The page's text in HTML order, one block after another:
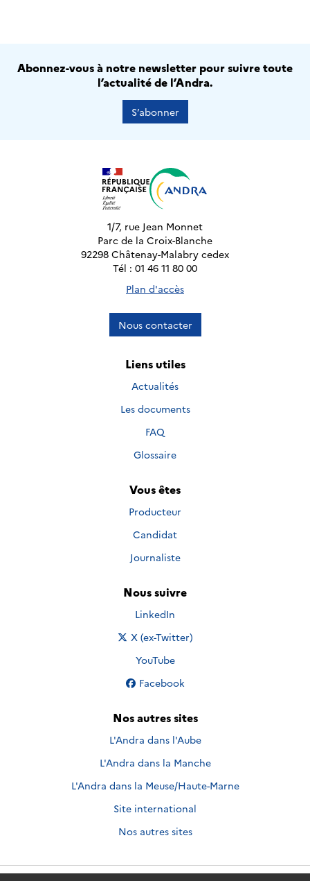
Abonnez-vous à notre newsletter pour suivre toute
l’actualité de l’Andra.
S’abonner
1/7, rue Jean Monnet
Parc de la Croix-Blanche
92298 Châtenay-Malabry cedex
Tél : 01 46 11 80 00
Plan d'accès
Nous contacter
Liens utiles
Actualités
Les documents
FAQ
Glossaire
Vous êtes
Producteur
Candidat
Journaliste
Nous suivre
Nous suivre sur
LinkedIn
Nous suivre sur
X (ex-Twitter)
Nous suivre sur
YouTube
Nous suivre sur
Facebook
Nos autres sites
L'Andra dans l'Aube
L'Andra dans la Manche
L'Andra dans la Meuse/Haute-Marne
Site international
Nos autres sites